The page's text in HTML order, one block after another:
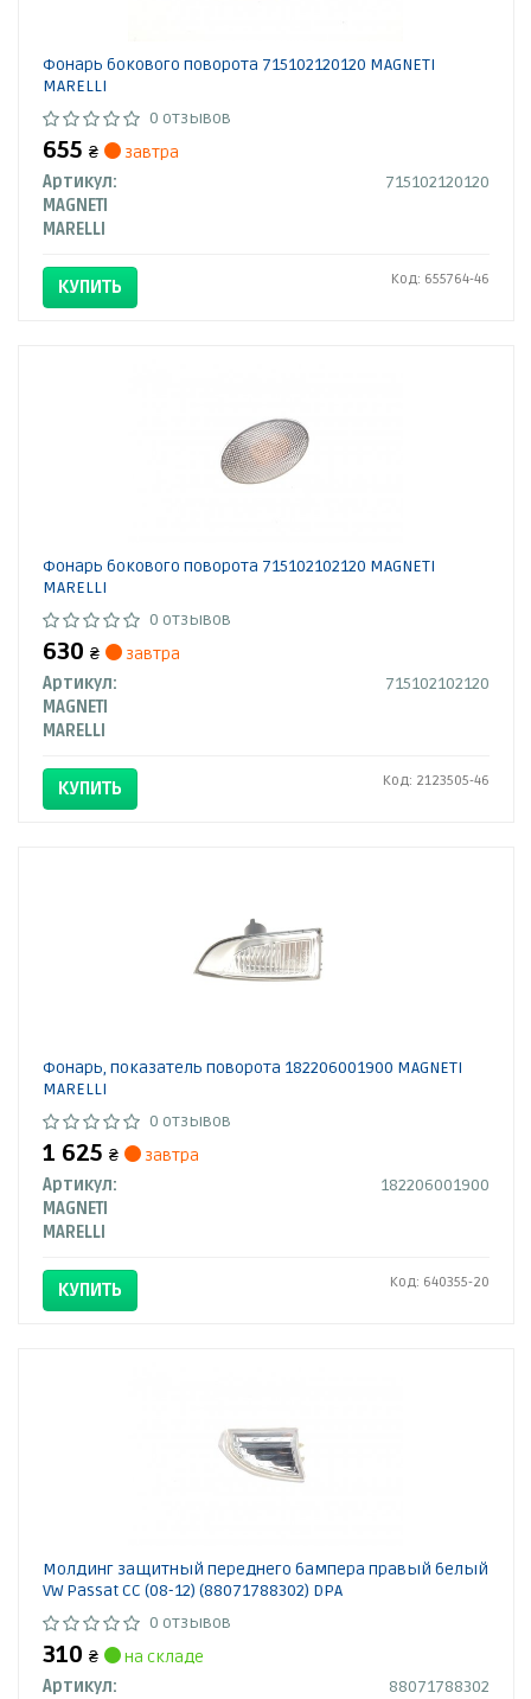
Фонарь бокового поворота 715102120120 MAGNETI
MARELLI
0 отзывов
655 ₴
завтра
Артикул:
715102120120
MAGNETI
MARELLI
КУПИТЬ Код: 655764-46
Фонарь бокового поворота 715102102120 MAGNETI
MARELLI
0 отзывов
630 ₴
завтра
Артикул:
715102102120
MAGNETI
MARELLI
КУПИТЬ Код: 2123505-46
Фонарь, показатель поворота 182206001900 MAGNETI
MARELLI
0 отзывов
1 625 ₴
завтра
Артикул:
182206001900
MAGNETI
MARELLI
КУПИТЬ Код: 640355-20
Молдинг защитный переднего бампера правый белый
VW Passat CC (08-12) (88071788302) DPA
0 отзывов
310 ₴
на складе
Артикул:
88071788302